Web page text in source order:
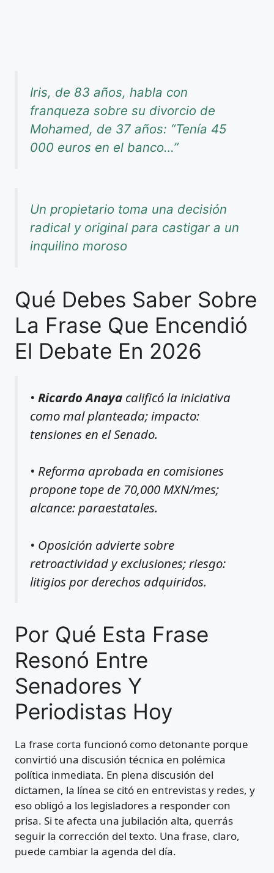
Iris, de 83 años, habla con
franqueza sobre su divorcio de
Mohamed, de 37 años: “Tenía 45
000 euros en el banco…”
Un propietario toma una decisión
radical y original para castigar a un
inquilino moroso
Qué Debes Saber Sobre
La Frase Que Encendió
El Debate En 2026
• Ricardo Anaya calificó la iniciativa
como mal planteada; impacto:
tensiones en el Senado.
• Reforma aprobada en comisiones
propone tope de 70,000 MXN/mes;
alcance: paraestatales.
• Oposición advierte sobre
retroactividad y exclusiones; riesgo:
litigios por derechos adquiridos.
Por Qué Esta Frase
Resonó Entre
Senadores Y
Periodistas Hoy
La frase corta funcionó como detonante porque
convirtió una discusión técnica en polémica
política inmediata. En plena discusión del
dictamen, la línea se citó en entrevistas y redes, y
eso obligó a los legisladores a responder con
prisa. Si te afecta una jubilación alta, querrás
seguir la corrección del texto. Una frase, claro,
puede cambiar la agenda del día.